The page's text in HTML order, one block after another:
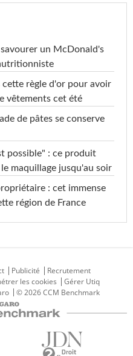
un McDonald's
règle d'or pour avoir
vêtements cet été
de pâtes se conserve
possible" : ce produit
maquillage jusqu'au soir
: cet immense
région de France
Publicité
Recrutement
les cookies
Gérer Utiq
© 2026 CCM Benchmark